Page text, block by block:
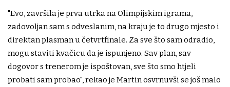
"Evo, završila je prva utrka na Olimpijskim igrama,
zadovoljan sam s odveslanim, na kraju je to drugo mjesto i
direktan plasman u četvrtfinale. Za sve što sam odradio,
mogu staviti kvačicu da je ispunjeno. Sav plan, sav
dogovor s trenerom je ispoštovan, sve što smo htjeli
probati sam probao", rekao je Martin osvrnuvši se još malo